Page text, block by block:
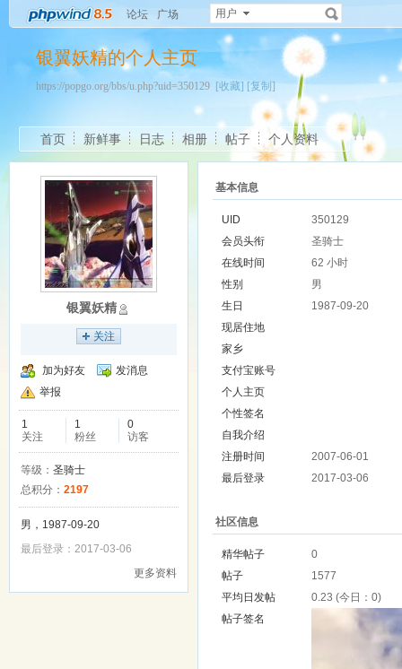
论坛 广场 用户
银翼妖精的个人主页
https://popgo.org/bbs/u.php?uid=350129 [收藏] [复制]
首页 新鲜事 日志 相册 帖子 个人资料
银翼妖精
关注
加为好友
发消息
举报
1
关注
1
粉丝
0
访客
等级： 圣骑士
总积分： 2197
男，1987-09-20
最后登录：2017-03-06
更多资料
基本信息
UID
350129
会员头衔
圣骑士
在线时间
62 小时
性别
男
生日
1987-09-20
现居住地
家乡
支付宝账号
个人主页
个性签名
自我介绍
注册时间
2007-06-01
最后登录
2017-03-06
社区信息
精华帖子
0
帖子
1577
平均日发帖
0.23 (今日：0)
帖子签名